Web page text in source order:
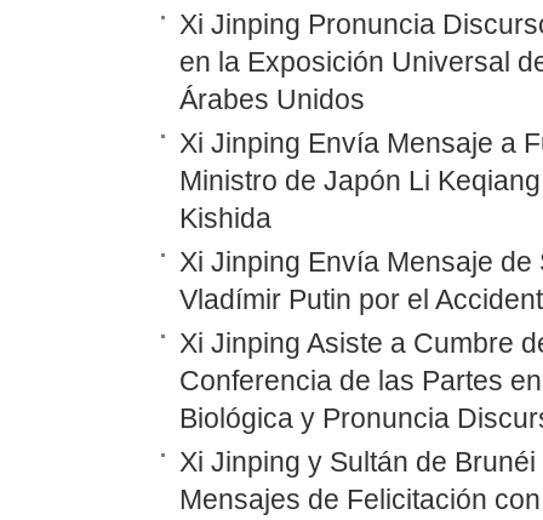
Xi Jinping Pronuncia
en la Exposición Universal
Árabes Unidos
Xi Jinping Envía Mensaje a
Ministro de Japón Li
Kishida
Xi Jinping Envía Mensaje
Vladímir Putin por el
Xi Jinping Asiste a Cumbre
Conferencia de las Partes
Biológica y Pronuncia
Xi Jinping y Sultán de
Mensajes de Felicitación